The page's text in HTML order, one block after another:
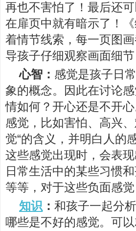
再也不害怕了！最后还
在扉页中就有暗示了！
着情节线索，每一页图
导孩子仔细观察画面细
心智： 感觉是孩子日
象的概念。因此在讨论
情如何？开心还是不开
感觉，比如害怕、高兴
觉“的含义，并明白人的
这些感觉出现时，会表
日常生活中的某些习惯
等等，对于这些负面感
知识 ： 和孩子一起分
哪些是不好的感觉。可